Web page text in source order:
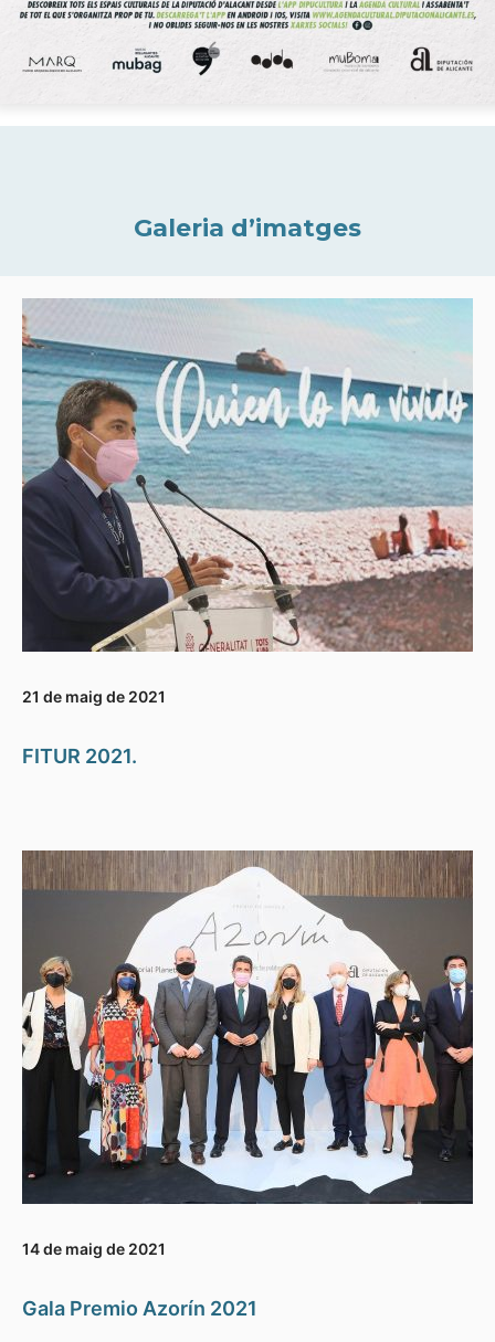
Galeria d’imatges
21 de maig de 2021
FITUR 2021.
14 de maig de 2021
Gala Premio Azorín 2021